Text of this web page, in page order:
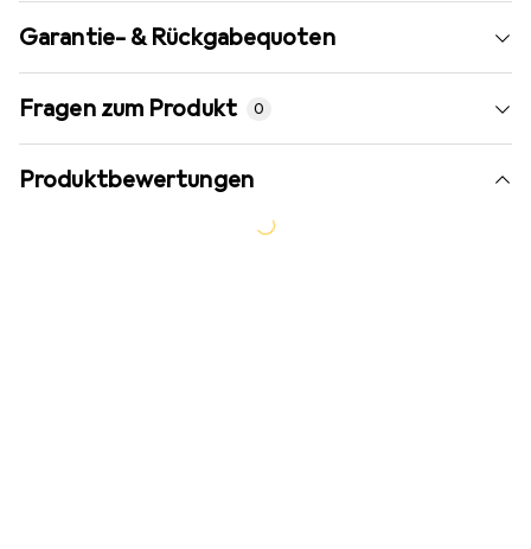
Garantie- & Rückgabequoten
Fragen zum Produkt 0
Produktbewertungen